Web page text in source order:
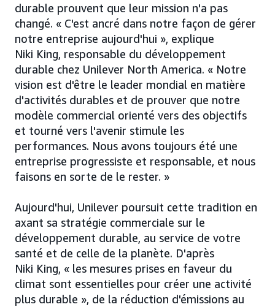
durable prouvent que leur mission n'a pas
changé. « C'est ancré dans notre façon de gérer
notre entreprise aujourd'hui », explique
Niki King, responsable du développement
durable chez Unilever North America. « Notre
vision est d'être le leader mondial en matière
d'activités durables et de prouver que notre
modèle commercial orienté vers des objectifs
et tourné vers l'avenir stimule les
performances. Nous avons toujours été une
entreprise progressiste et responsable, et nous
faisons en sorte de le rester. »
Aujourd'hui, Unilever poursuit cette tradition en
axant sa stratégie commerciale sur le
développement durable, au service de votre
santé et de celle de la planète. D'après
Niki King, « les mesures prises en faveur du
climat sont essentielles pour créer une activité
plus durable », de la réduction d'émissions au